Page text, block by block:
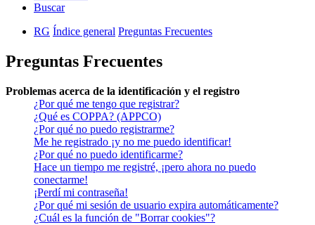
Buscar
RG Índice general Preguntas Frecuentes
Preguntas Frecuentes
Problemas acerca de la identificación y el registro
¿Por qué me tengo que registrar?
¿Qué es COPPA? (APPCO)
¿Por qué no puedo registrarme?
Me he registrado ¡y no me puedo identificar!
¿Por qué no puedo identificarme?
Hace un tiempo me registré, ¡pero ahora no puedo
conectarme!
¡Perdí mi contraseña!
¿Por qué mi sesión de usuario expira automáticamente?
¿Cuál es la función de "Borrar cookies"?